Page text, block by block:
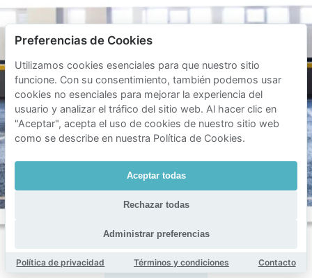
Preferencias de Cookies
Utilizamos cookies esenciales para que nuestro sitio
funcione. Con su consentimiento, también podemos usar
cookies no esenciales para mejorar la experiencia del
usuario y analizar el tráfico del sitio web. Al hacer clic en
"Aceptar", acepta el uso de cookies de nuestro sitio web
como se describe en nuestra Política de Cookies.
Aceptar todas
Rechazar todas
Administrar preferencias
Política de privacidad Términos y condiciones Contacto